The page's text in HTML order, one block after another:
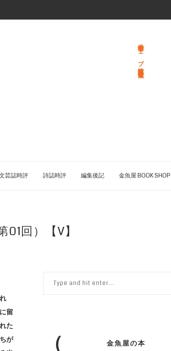
総合文学ウェブ情報誌 文学金魚
芸誌時評 詩誌時評 編集後記 金魚屋 BOOK SHOP
回）【V】
留
た
が
金魚屋の本